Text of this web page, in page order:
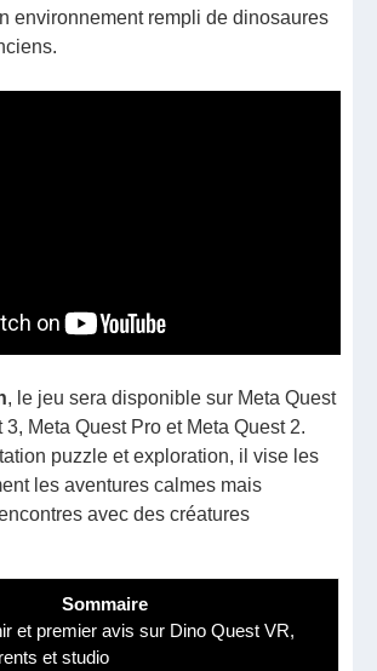
environnement rempli de dinosaures
, le jeu sera disponible sur Meta Quest
3, Meta Quest Pro et Meta Quest 2.
puzzle et exploration, il vise les
les aventures calmes mais
avec des créatures
Sommaire
et premier avis sur Dino Quest VR,
et studio